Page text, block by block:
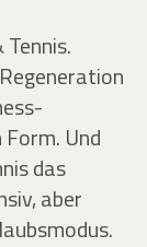
Und
das
aber